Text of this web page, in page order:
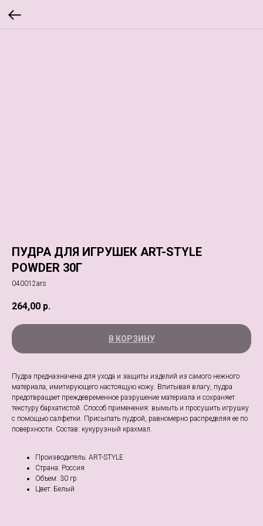
ПУДРА ДЛЯ ИГРУШЕК ART-STYLE
POWDER 30Г
040012ars
264,00 р.
В КОРЗИНУ
Пудра предназначена для ухода и защиты изделий из самого нежного
материала, имитирующего настоящую кожу. Впитывая влагу, пудра
предотвращает преждевременное разрушение материала и сохраняет
текстуру бархатистой. Способ применения: вымыть и просушить игрушку
с помощью салфетки. Присыпать пудрой, равномерно распределяя ее по
поверхности. Состав: кукурузный крахмал.
Производитель: ART-STYLE
Страна: Россия
Объем: 30 гр
Цвет: Белый